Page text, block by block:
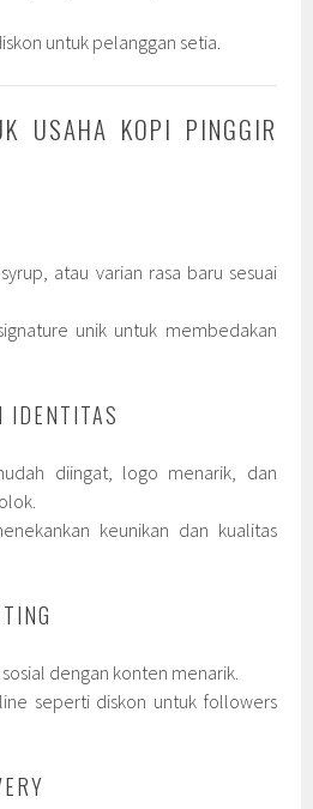
untuk pelanggan setia.
USAHA KOPI PINGGIR
atau varian rasa baru sesuai
unik untuk membedakan
IDENTITAS
diingat, logo menarik, dan
keunikan dan kualitas
dengan konten menarik.
seperti diskon untuk followers